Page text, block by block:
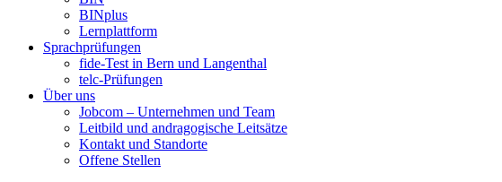
BINplus
Lernplattform
Sprachprüfungen
fide-Test in Bern und Langenthal
telc-Prüfungen
Über uns
Jobcom – Unternehmen und Team
Leitbild und andragogische Leitsätze
Kontakt und Standorte
Offene Stellen